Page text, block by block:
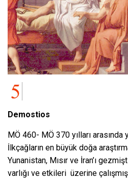
Demostios
MÖ 460- MÖ 370 yılları arasında
İlkçağların en büyük doğa
Yunanistan, Mısır ve İran’ı
varlığı ve etkileri üzerine